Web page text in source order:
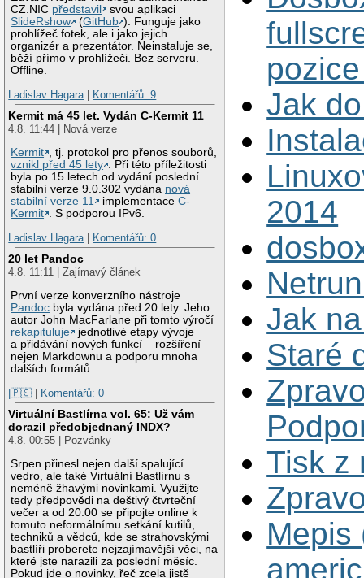
CZ.NIC představil
svou aplikaci
SlideRshow
(GitHub ). Funguje jako
prohlížeč fotek, ale i jako jejich
organizér a prezentátor. Neinstaluje se,
běží přímo v prohlížeči. Bez serveru.
Offline.
Ladislav Hagara | Komentářů: 9
Kermit má 45 let. Vydán C-Kermit 11
4.8. 11:44 | Nová verze
Kermit , tj. protokol pro přenos souborů,
vznikl před 45 lety . Při této příležitosti
byla po 15 letech od vydání poslední
stabilní verze 9.0.302 vydána nová
stabilní verze 11
implementaceC-
Kermit . S podporou IPv6.
Ladislav Hagara | Komentářů: 0
20 let Pandoc
4.8. 11:11 | Zajímavý článek
První verze konverzního nástroje
Pandoc byla vydána před 20 lety. Jeho
autor John MacFarlane při tomto výročí
rekapituluje
jednotlivé etapy vývoje
a přidávání nových funkcí – rozšíření
nejen Markdownu a podporu mnoha
dalších formátů.
|🇵🇸 | Komentářů: 0
Virtuální Bastlírna vol. 65: Už vám
dorazil předobjednaný INDX?
4.8. 00:55 | Pozvánky
Srpen přinesl nejen další spalující
vedro, ale také Virtuální Bastlírnu s
neméně žhavými novinkami. Využijte
tedy předpovědi na deštivý čtvrteční
večer a od 20:00 se připojte online k
tomuto neformálnímu setkání kutilů,
techniků a vědců, kde se strahovskými
bastlíři proberete nejzajímavější věci, na
které jste narazili za poslední měsíc.
Pokud jde o novinky, řeč zcela jistě
Jak
2014
Jak
Staré
Tisk z
Mepis